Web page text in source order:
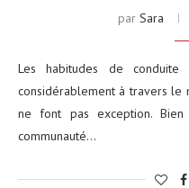
par Sara
Les habitudes de
considérablement à travers le
ne font pas exception.
communauté…